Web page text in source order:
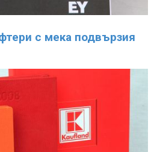
с мека подвързия